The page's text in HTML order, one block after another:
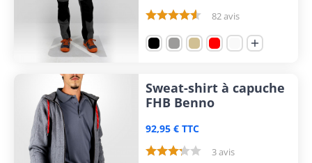
82 avis

Sweat-shirt à capuche
FHB Benno
92,95 € TTC
3 avis